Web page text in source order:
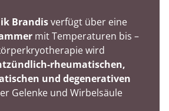
Brandisverfügt über eine
mit Temperaturen bis –
wird
rheumatischen,
und degenerativen
Gelenke und Wirbelsäule